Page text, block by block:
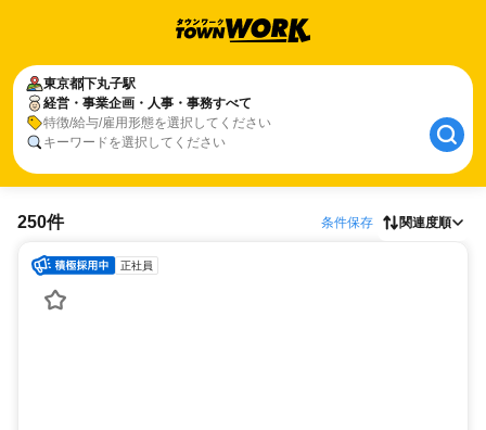
東京都下丸子駅
経営・事業企画・人事・事務すべて
特徴/給与/雇用形態を選択してください
キーワードを選択してください
250件 条件保存 関連度順
正社員